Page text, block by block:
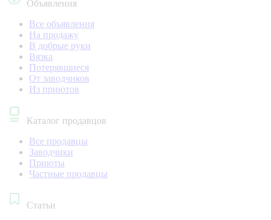
Объявления
Все объявления
На продажу
В добрые руки
Вязка
Потерявшиеся
От заводчиков
Из приютов
Каталог продавцов
Все продавцы
Заводчики
Приюты
Частные продавцы
Статьи